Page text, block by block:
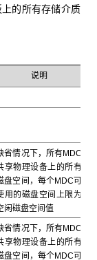
的所有存储介质
说明
省情况下，所有MDC
享物理设备上的所有
盘空间，每个MDC可
用的磁盘空间上限为
闲磁盘空间值
省情况下，所有MDC
享物理设备上的所有
盘空间，每个MDC可